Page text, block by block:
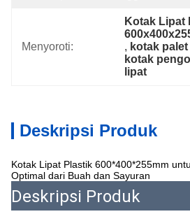
Menyoroti:
Kotak Lipat
, kotak
kotak
lipat
Deskripsi Produk
Kotak Lipat Plastik 600*400*255mm
Optimal dari Buah dan Sayuran
Deskripsi Produk